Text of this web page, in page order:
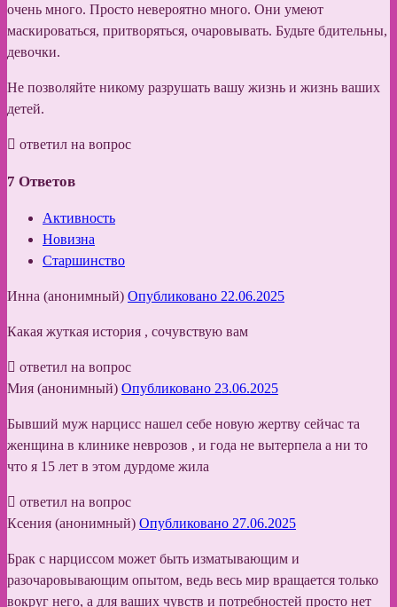
очень много. Просто невероятно много. Они умеют
маскироваться, притворяться, очаровывать. Будьте бдительны,
девочки.
Не позволяйте никому разрушать вашу жизнь и жизнь ваших
детей.
ответил на вопрос
7 Ответов
Активность
Новизна
Старшинство
Инна (анонимный) Опубликовано 22.06.2025
Какая жуткая история , сочувствую вам
ответил на вопрос
Мия (анонимный) Опубликовано 23.06.2025
Бывший муж нарцисс нашел себе новую жертву сейчас та
женщина в клинике неврозов , и года не вытерпела а ни то
что я 15 лет в этом дурдоме жила
ответил на вопрос
Ксения (анонимный) Опубликовано 27.06.2025
Брак с нарциссом может быть изматывающим и
разочаровывающим опытом, ведь весь мир вращается только
вокруг него, а для ваших чувств и потребностей просто нет